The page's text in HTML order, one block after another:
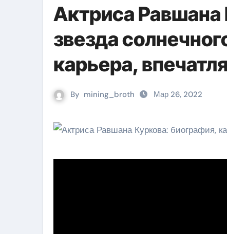
Актриса Равшана
звезда
карьера,
By mining_broth Мар 26, 2022